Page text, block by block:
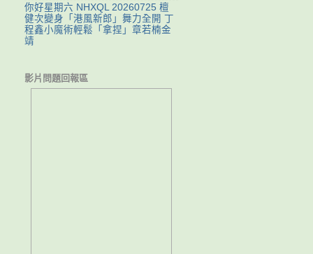
你好星期六 NHXQL 20260725 檀
健次變身「港風新郎」舞力全開 丁
程鑫小魔術輕鬆「拿捏」章若楠金
靖
影片問題回報區